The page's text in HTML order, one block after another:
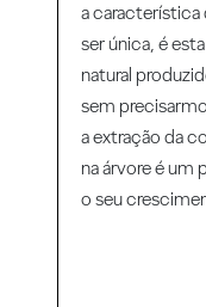
a característica
ser única, é
natural
sem
a extração da
na árvore é um
o seu